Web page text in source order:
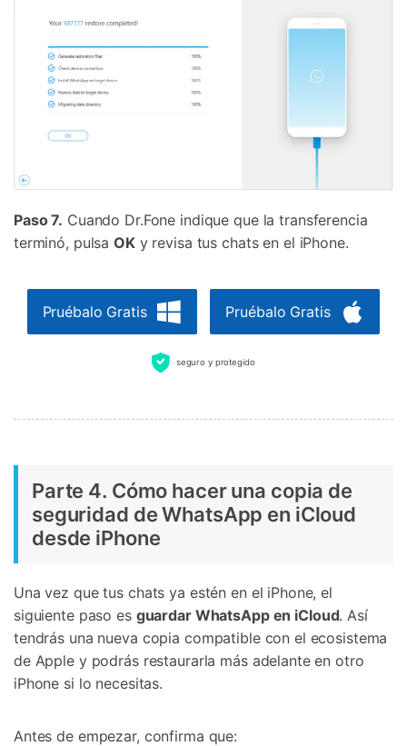
Abrir App Prueba Online
Paso 7. Cuando Dr.Fone indique que la transferencia
terminó, pulsaOKy revisa tus chats en el iPhone.
Pruébalo Gratis Pruébalo Gratis
seguro y protegido
Parte 4. Cómo hacer una copia de
seguridad de WhatsApp en iCloud
desde iPhone
Una vez que tus chats ya estén en el iPhone, el
siguiente paso es guardar WhatsApp en iCloud. Así
tendrás una nueva copia compatible con el ecosistema
de Apple y podrás restaurarla más adelante en otro
iPhone si lo necesitas.
Antes de empezar, confirma que: